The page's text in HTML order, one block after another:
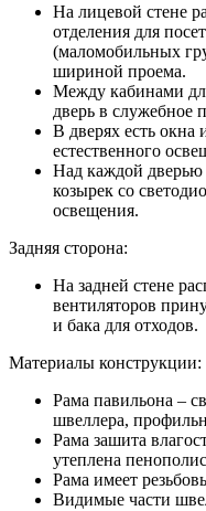
На лицевой стене
отделения для
(маломобильных
шириной проема.
Между кабинами
дверь в служебное
В дверях есть окна
естественного
Над каждой дверью
козырек со
освещения.
Задняя сторона:
На задней стене
вентиляторов
и бака для отходов.
Материалы конструкции:
Рама павильона –
швеллера,
Рама зашита
утеплена
Рама имеет
Видимые части